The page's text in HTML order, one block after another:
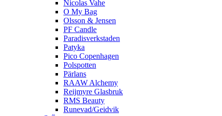
Nicolas Vahe
O My Bag
Olsson & Jensen
PF Candle
Paradisverkstaden
Patyka
Pico Copenhagen
Polspotten
Pärlans
RAAW Alchemy
Reijmyre Glasbruk
RMS Beauty
Runevad/Geidvik